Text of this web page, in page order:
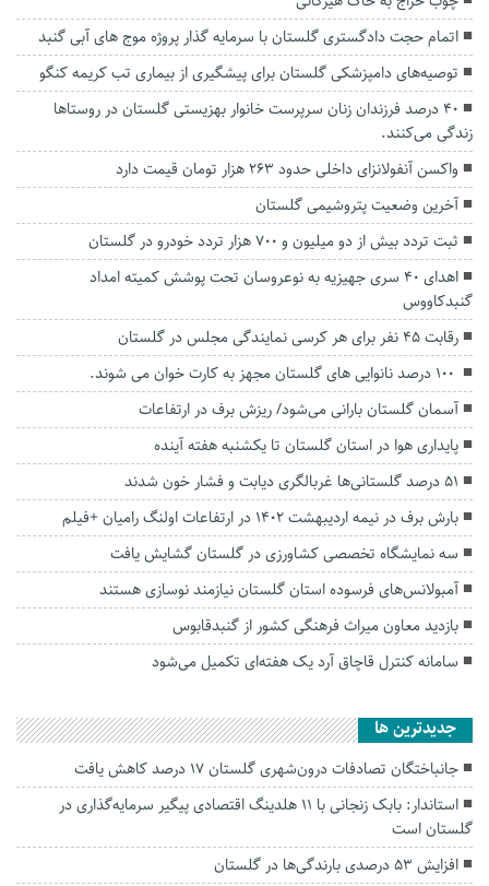
اتمام حجت دادگستری گلستان با سرمایه گذار پروژه موج های آبی گنبد
توصیه‌های دامپزشکی گلستان برای پیشگیری از بیماری تب کریمه کنگو
۴۰ درصد فرزندان زنان سرپرست خانوار بهزیستی گلستان در روستاها
زندگی می‌کنند.
واکسن آنفولانزای داخلی حدود ۲۶۳ هزار تومان قیمت دارد
آخرین وضعیت پتروشیمی گلستان
ثبت تردد بیش از دو میلیون و ۷۰۰ هزار تردد خودرو در گلستان
اهدای ۴٠ سری جهیزیه به نوعروسان تحت پوشش کمیته امداد
گنبدکاووس
رقابت ۴۵ نفر برای هر کرسی نمایندگی مجلس در گلستان
آسمان گلستان بارانی می‌شود/ ریزش برف در ارتفاعات
پایداری هوا در استان گلستان تا یکشنبه هفته آینده
۵۱ درصد گلستانی‌ها غربالگری دیابت و فشار خون شدند
بارش برف در نیمه اردیبهشت 1402 در ارتفاعات اولنگ رامیان +فیلم
سه نمایشگاه تخصصی کشاورزی در گلستان گشایش یافت
آمبولانس‌های فرسوده استان گلستان نیازمند نوسازی هستند
بازدید معاون میراث فرهنگی کشور از گنبدقابوس
سامانه کنترل قاچاق آرد یک هفته‌ای تکمیل می‌شود
جديدترين ها
جانباختگان تصادفات درون‌شهری گلستان ۱۷ درصد کاهش یافت
استاندار: بابک زنجانی با ۱۱ هلدینگ اقتصادی پیگیر سرمایه‌گذاری در
گلستان است
افزایش ۵۳ درصدی بارندگی‌ها در گلستان